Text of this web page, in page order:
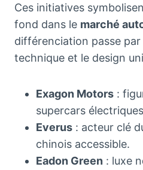
Ces initiatives
fond dans le marché
différenciation passe par
technique et le design
Exagon Motors :
supercars
Everus : acteur clé
chinois accessible.
Eadon Green : luxe